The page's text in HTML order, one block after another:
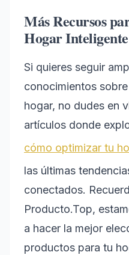
Más Recursos
Hogar Inteligente
Si quieres seguir
conocimientos
hogar, no dudes en
artículos donde
cómo optimizar tu
las últimas
conectados.
Producto.Top,
a hacer la mejor
productos para tu